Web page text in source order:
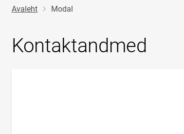
Jälglink
Avaleht Modal
Kontaktandmed